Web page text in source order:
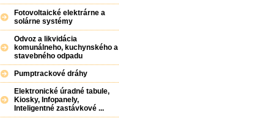
Fotovoltaické elektrárne a
solárne systémy
Odvoz a likvidácia
komunálneho, kuchynského a
stavebného odpadu
Pumptrackové dráhy
Elektronické úradné tabule,
Kiosky, Infopanely,
Inteligentné zastávkové ...